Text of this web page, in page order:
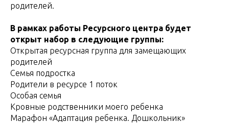
родителей.
В рамках работы Ресурсного центра будет
открыт набор в следующие группы:
Открытая ресурсная группа для замещающих
родителей
Семья подростка
Родители в ресурсе 1 поток
Особая семья
Кровные родственники моего ребенка
Марафон «Адаптация ребенка. Дошкольник»